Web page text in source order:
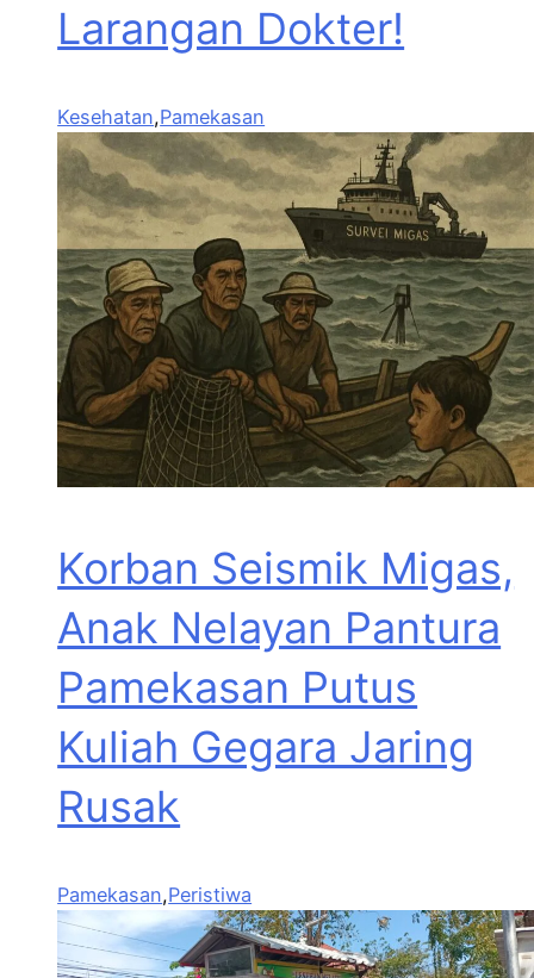
Larangan Dokter!
Kesehatan,Pamekasan
Korban Seismik Migas,
Anak Nelayan Pantura
Pamekasan Putus
Kuliah Gegara Jaring
Rusak
Pamekasan,Peristiwa